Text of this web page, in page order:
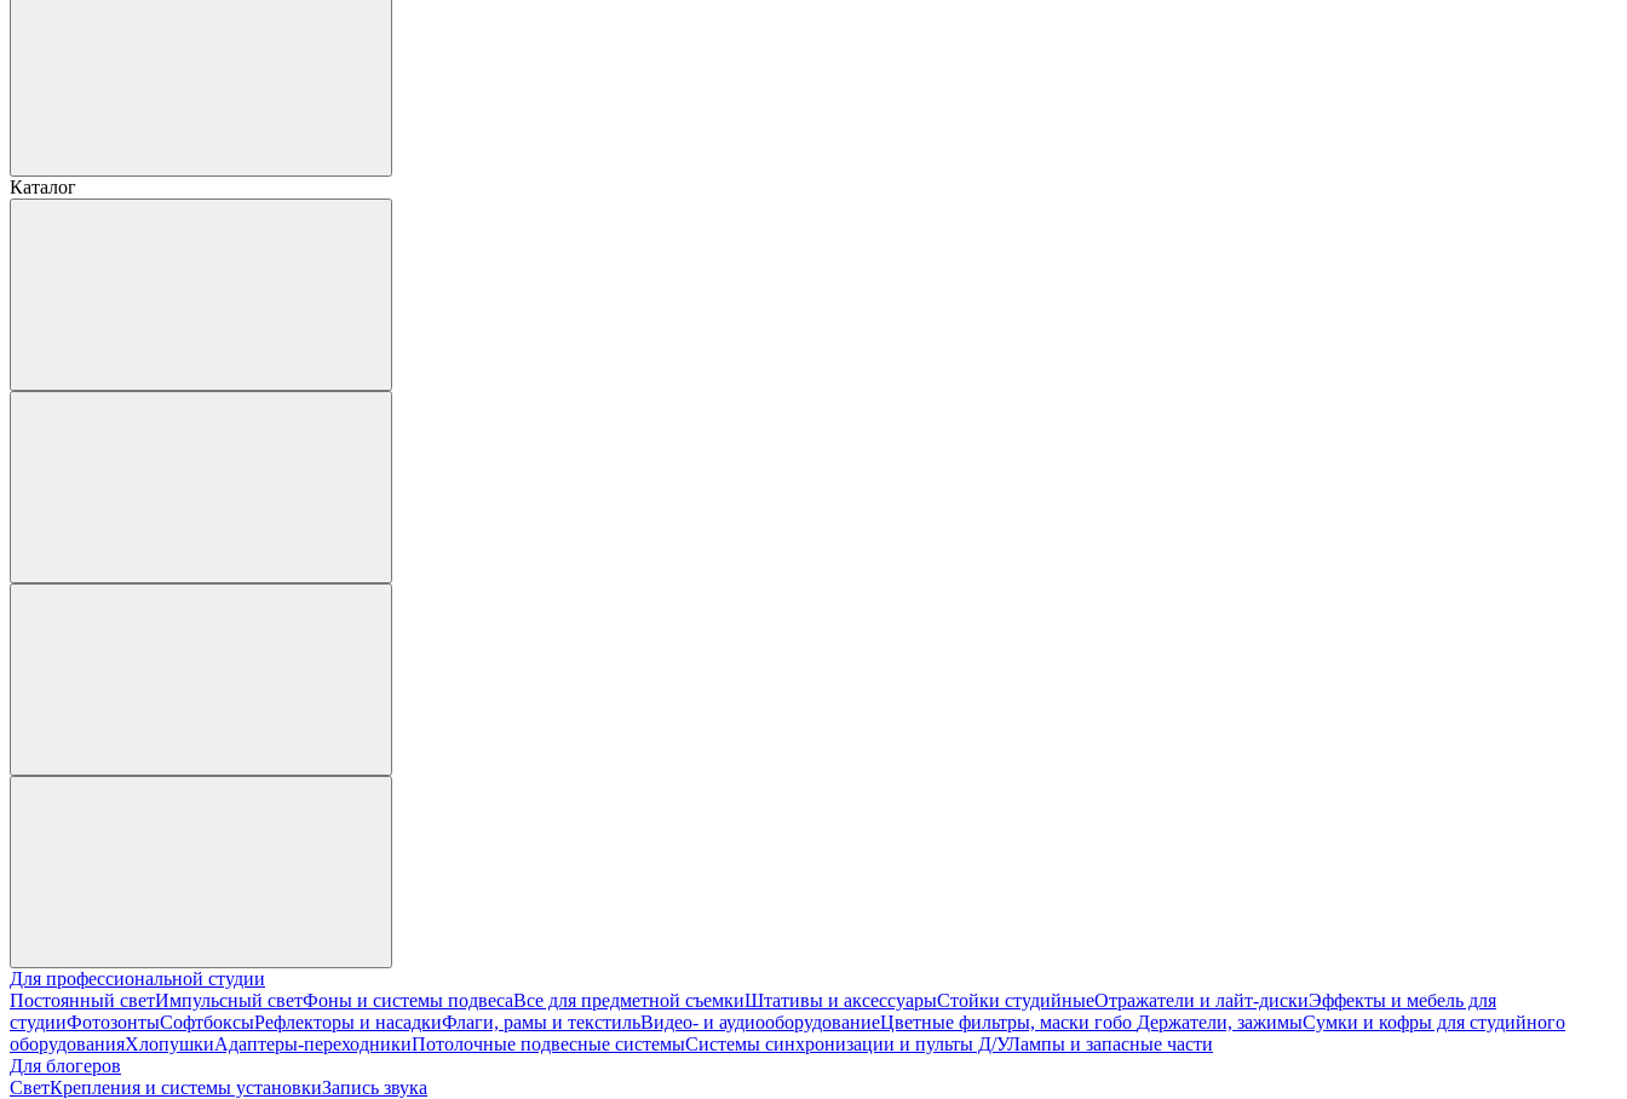
Каталог
Для профессиональной студии
Постоянный светИмпульсный светФоны и системы подвесаВсе для предметной съемкиШтативы и аксессуарыСтойки студийныеОтражатели и лайт-дискиЭффекты и мебель для
студииФотозонтыСофтбоксыРефлекторы и насадкиФлаги, рамы и текстильВидео- и аудиооборудованиеЦветные фильтры, маски гобо Держатели, зажимыСумки и кофры для студийного
оборудованияХлопушкиАдаптеры-переходникиПотолочные подвесные системыСистемы синхронизации и пульты Д/УЛампы и запасные части
Для блогеров
СветКрепления и системы установкиЗапись звука